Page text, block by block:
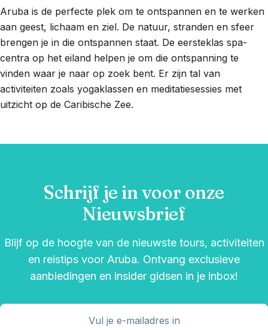
Aruba is de perfecte plek om te ontspannen en te werken
aan geest, lichaam en ziel. De natuur, stranden en sfeer
brengen je in die ontspannen staat. De eersteklas spa-
centra op het eiland helpen je om die ontspanning te
vinden waar je naar op zoek bent. Er zijn tal van
activiteiten zoals yogaklassen en meditatiesessies met
uitzicht op de Caribische Zee.
Schrijf je in voor onze
Nieuwsbrief
Blijf op de hoogte van de nieuwste tours, activiteiten
en reistips voor Aruba. Ontvang exclusieve
aanbiedingen en insider gidsen in je inbox!